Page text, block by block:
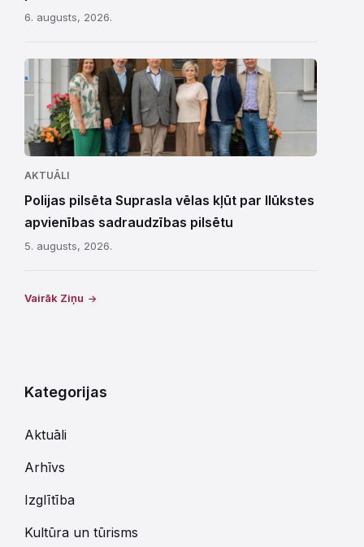
6. augusts, 2026.
AKTUĀLI
Polijas pilsēta Suprasla vēlas kļūt par Ilūkstes
apvienības sadraudzības pilsētu
5. augusts, 2026.
Vairāk Ziņu
Kategorijas
Aktuāli
Arhīvs
Izglītība
Kultūra un tūrisms